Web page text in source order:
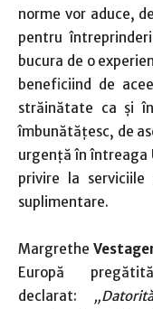
norme vor aduce,
pentru
bucura de o
beneficiind de
străinătate ca și
îmbunătățesc, de
urgență în întreaga
privire la
suplimentare.
Margrethe
Europă
declarat: